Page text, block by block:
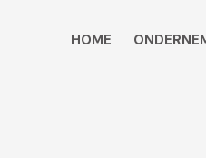
HOME